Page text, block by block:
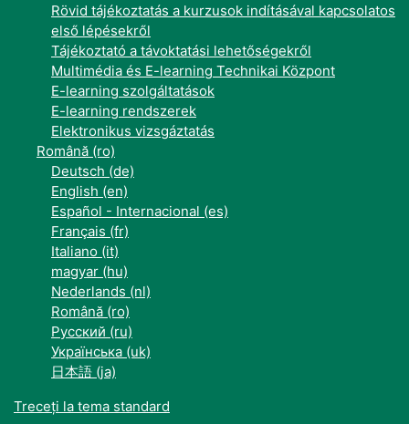
Rövid tájékoztatás a kurzusok indításával kapcsolatos
első lépésekről
Tájékoztató a távoktatási lehetőségekről
Multimédia és E-learning Technikai Központ
E-learning szolgáltatások
E-learning rendszerek
Elektronikus vizsgáztatás
Română ‎(ro)‎
Deutsch ‎(de)‎
English ‎(en)‎
Español - Internacional ‎(es)‎
Français ‎(fr)‎
Italiano ‎(it)‎
magyar ‎(hu)‎
Nederlands ‎(nl)‎
Română ‎(ro)‎
Русский ‎(ru)‎
Українська ‎(uk)‎
日本語 ‎(ja)‎
Treceți la tema standard